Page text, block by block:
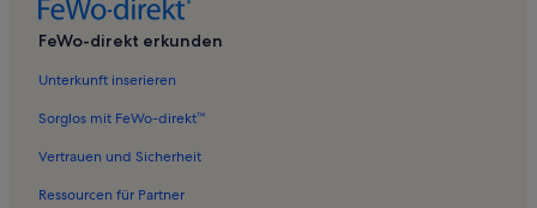
FeWo-direkt erkunden
Unterkunft inserieren
Sorglos mit FeWo-direkt™
Vertrauen und Sicherheit
Ressourcen für Partner